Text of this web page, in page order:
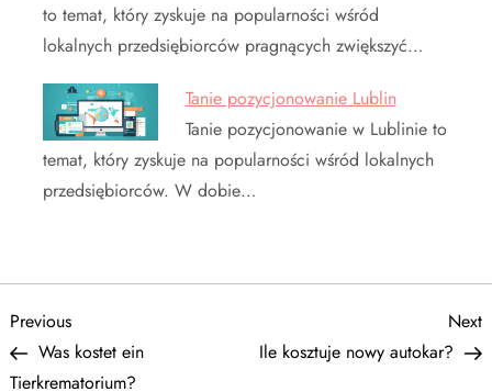
to temat, który zyskuje na popularności wśród
lokalnych przedsiębiorców pragnących zwiększyć…
Tanie pozycjonowanie Lublin
Tanie pozycjonowanie w Lublinie to
temat, który zyskuje na popularności wśród lokalnych
przedsiębiorców. W dobie…
N
Previous
Post
Previous
Was kostet ein
Tierkrematorium?
Next
Ile kosztuje nowy autokar?